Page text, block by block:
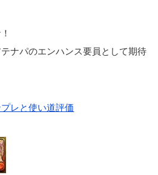
ナパのエンハンス要員として期待
レと使い道評価